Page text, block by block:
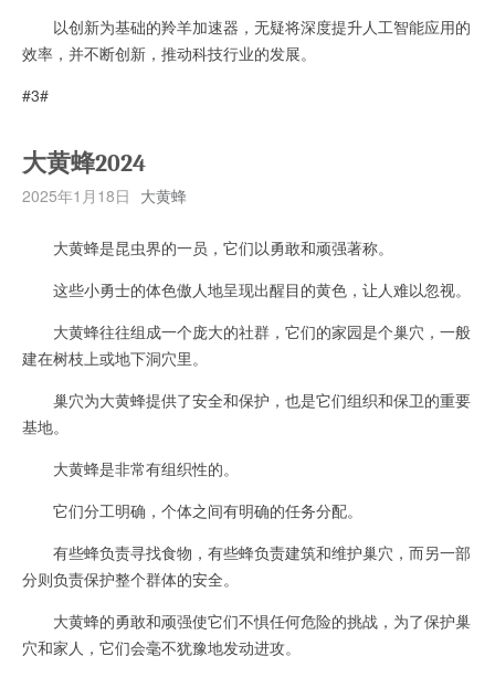
以创新为基础的羚羊加速器，无疑将深度提升人工智能应用的
效率，并不断创新，推动科技行业的发展。
#3#
大黄蜂2024
2025年1月18日 大黄蜂
大黄蜂是昆虫界的一员，它们以勇敢和顽强著称。
这些小勇士的体色傲人地呈现出醒目的黄色，让人难以忽视。
大黄蜂往往组成一个庞大的社群，它们的家园是个巢穴，一般
建在树枝上或地下洞穴里。
巢穴为大黄蜂提供了安全和保护，也是它们组织和保卫的重要
基地。
大黄蜂是非常有组织性的。
它们分工明确，个体之间有明确的任务分配。
有些蜂负责寻找食物，有些蜂负责建筑和维护巢穴，而另一部
分则负责保护整个群体的安全。
大黄蜂的勇敢和顽强使它们不惧任何危险的挑战，为了保护巢
穴和家人，它们会毫不犹豫地发动进攻。